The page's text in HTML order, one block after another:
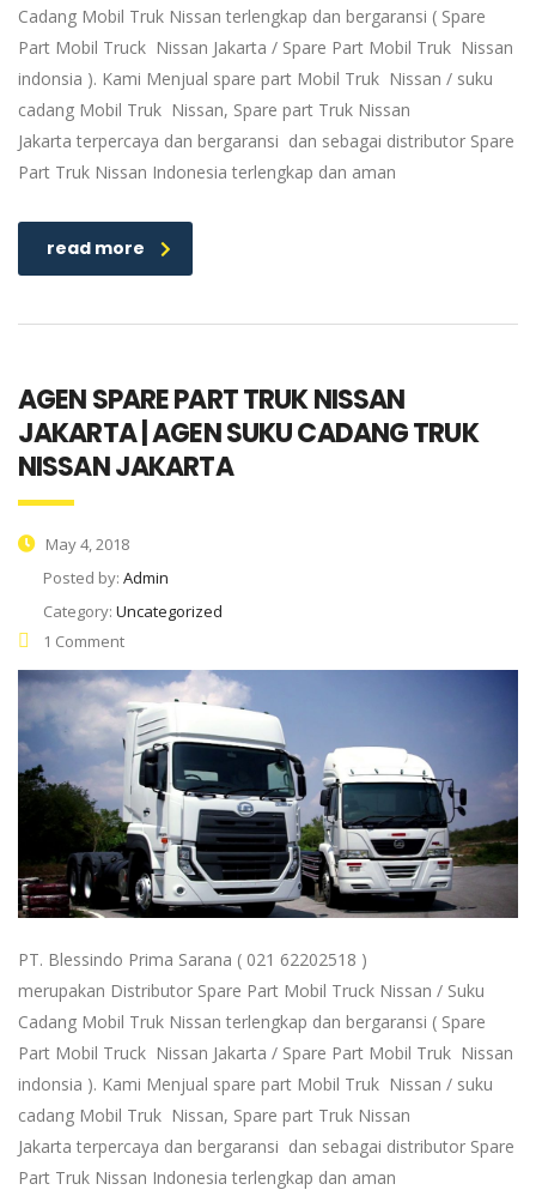
Cadang Mobil Truk Nissan terlengkap dan bergaransi ( Spare
Part Mobil Truck Nissan Jakarta / Spare Part Mobil Truk Nissan
indonsia ). Kami Menjual spare part Mobil Truk Nissan / suku
cadang Mobil Truk Nissan, Spare part Truk Nissan
Jakarta terpercaya dan bergaransi dan sebagai distributor Spare
Part Truk Nissan Indonesia terlengkap dan aman
read more
AGEN SPARE PART TRUK NISSAN
JAKARTA | AGEN SUKU CADANG TRUK
NISSAN JAKARTA
May 4, 2018
Posted by: Admin
Category: Uncategorized
1 Comment
PT. Blessindo Prima Sarana ( 021 62202518 )
merupakan Distributor Spare Part Mobil Truck Nissan / Suku
Cadang Mobil Truk Nissan terlengkap dan bergaransi ( Spare
Part Mobil Truck Nissan Jakarta / Spare Part Mobil Truk Nissan
indonsia ). Kami Menjual spare part Mobil Truk Nissan / suku
cadang Mobil Truk Nissan, Spare part Truk Nissan
Jakarta terpercaya dan bergaransi dan sebagai distributor Spare
Part Truk Nissan Indonesia terlengkap dan aman